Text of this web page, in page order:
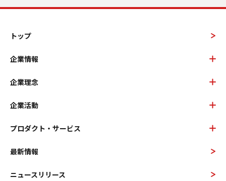
トップ
企業情報
企業理念
企業活動
プロダクト・サービス
最新情報
ニュースリリース